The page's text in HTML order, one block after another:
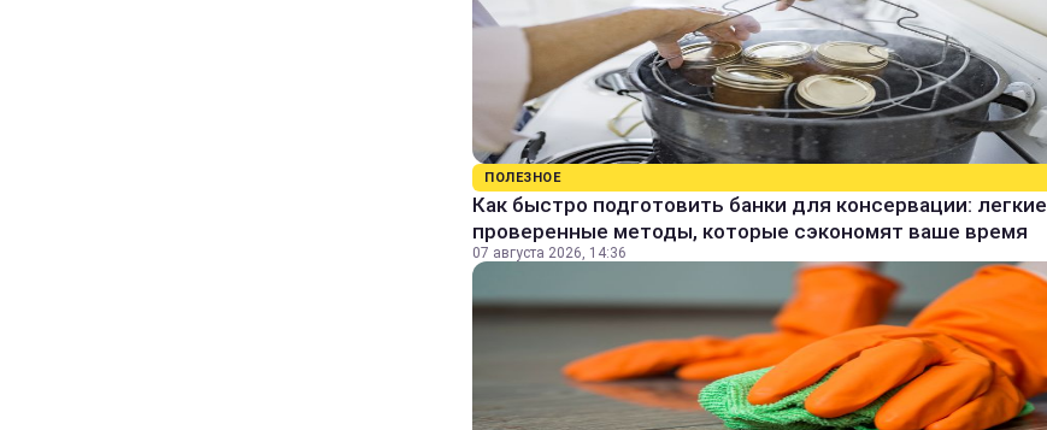
ПОЛЕЗНОЕ
Как быстро подготовить банки для консервации: легкие
проверенные методы, которые сэкономят ваше время
07 августа 2026, 14:36